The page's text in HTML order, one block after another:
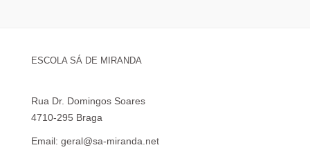
ESCOLA SÁ DE MIRANDA
Rua Dr. Domingos Soares
4710-295 Braga
Email: geral@sa-miranda.net